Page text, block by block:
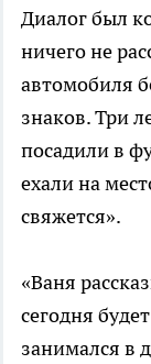
Диалог был
ничего не
автомобиля
знаков. Три
посадили в
ехали на
свяжется».
«Ваня
сегодня
занимался в